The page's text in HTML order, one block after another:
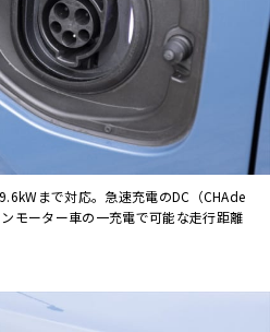
まで対応。急速充電のDC（CHAde
モーター車の一充電で可能な走行距離